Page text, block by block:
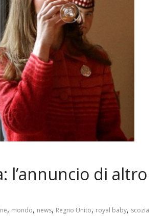
l’annuncio di altro
, mondo, news, Regno Unito, royal baby, scozia